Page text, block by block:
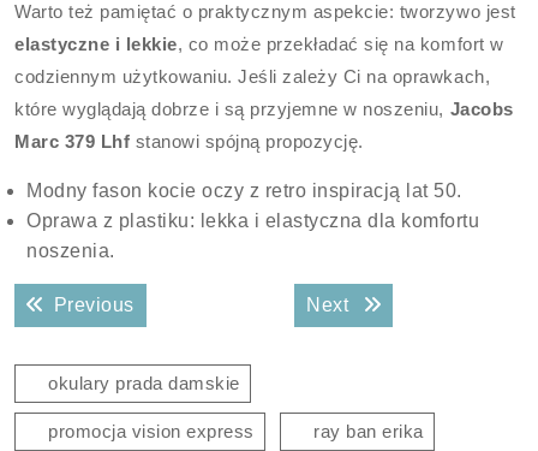
Warto też pamiętać o praktycznym aspekcie: tworzywo jest
elastyczne i lekkie, co może przekładać się na komfort w
codziennym użytkowaniu. Jeśli zależy Ci na oprawkach,
które wyglądają dobrze i są przyjemne w noszeniu, Jacobs
Marc 379 Lhf stanowi spójną propozycję.
Modny fason kocie oczy z retro inspiracją lat 50.
Oprawa z plastiku: lekka i elastyczna dla komfortu
noszenia.
Nawigacja
wpisuPreviousPrevious post: Next Next post:
okulary prada damskie
promocja vision express ray ban erika